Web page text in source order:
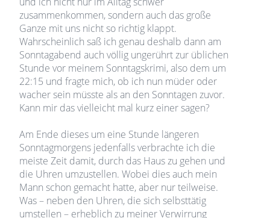
zusammenkommen, sondern auch das große
Ganze mit uns nicht so richtig klappt.
Wahrscheinlich saß ich genau deshalb dann am
Sonntagabend auch völlig ungerührt zur üblichen
Stunde vor meinem Sonntagskrimi, also dem um
22:15 und fragte mich, ob ich nun müder oder
wacher sein müsste als an den Sonntagen zuvor.
Kann mir das vielleicht mal kurz einer sagen?
Am Ende dieses um eine Stunde längeren
Sonntagmorgens jedenfalls verbrachte ich die
meiste Zeit damit, durch das Haus zu gehen und
die Uhren umzustellen. Wobei dies auch mein
Mann schon gemacht hatte, aber nur teilweise.
Was – neben den Uhren, die sich selbsttätig
umstellen – erheblich zu meiner Verwirrung